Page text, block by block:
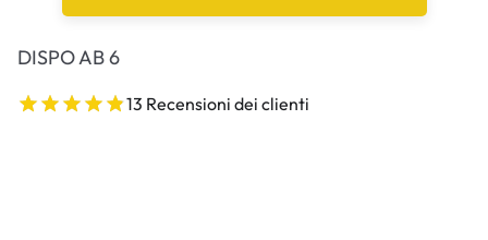
DISPO AB 6
13 Recensioni dei clienti